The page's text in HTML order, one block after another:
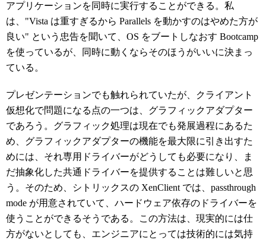
アプリケーションを同時に実行することができる。私
は、"Vista は重すぎるから Parallels を動かすのはやめた方が
良い" という忠告を聞いて、OS をブートしなおす Bootcamp
を使っているが、同時に動くならそのほうがいいに決まっ
ている。
プレゼンテーションでも触れられていたが、クライアント
仮想化で問題になる点の一つは、グラフィックアダプター
であろう。グラフィック処理は現在でも発展過程にあるた
め、グラフィックアダプターの機能を最大限に引き出すた
めには、それ専用ドライバーがどうしても必要になり、ま
だ抽象化した共通ドライバーを提供することは難しいと思
う。そのため、シトリックスの XenClient では、passthrough
mode が用意されていて、ハードウェア依存のドライバーを
使うことができるそうである。この方法は、現実的には仕
方がないとしても、エンジニアにとっては技術的には気持